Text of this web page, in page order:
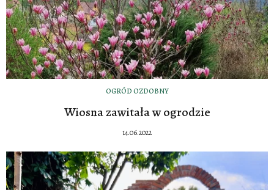
OGRÓD OZDOBNY
Wiosna zawitała w ogrodzie
14.06.2022